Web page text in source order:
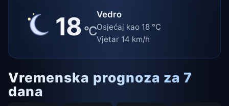
18 °C
Vedro
Osjećaj kao 18 °C
Vjetar 14 km/h
Vremenska prognoza za 7
dana